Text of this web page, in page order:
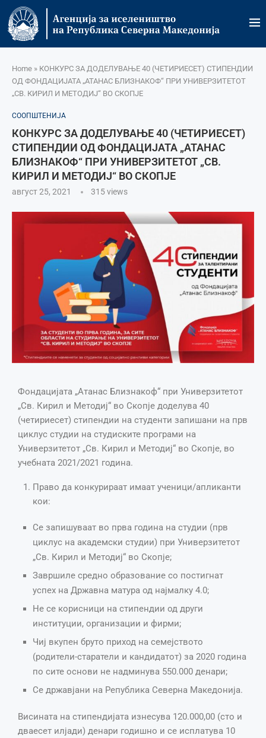
Home » КОНКУРС ЗА ДОДЕЛУВАЊЕ 40 (ЧЕТИРИЕСЕТ) СТИПЕНДИИ
ОД ФОНДАЦИЈАТА „АТАНАС БЛИЗНАКОФ“ ПРИ УНИВЕРЗИТЕТОТ
„СВ. КИРИЛ И МЕТОДИЈ“ ВО СКОПЈЕ
СООПШТЕНИЈА
КОНКУРС ЗА ДОДЕЛУВАЊЕ 40 (ЧЕТИРИЕСЕТ)
СТИПЕНДИИ ОД ФОНДАЦИЈАТА „АТАНАС
БЛИЗНАКОФ“ ПРИ УНИВЕРЗИТЕТОТ „СВ.
КИРИЛ И МЕТОДИЈ“ ВО СКОПЈЕ
август 25, 2021 315views
Фондацијата „Атанас Близнакоф“ при Универзитетот
„Св. Кирил и Методиј“ во Скопје доделува 40
(четириесет) стипендии на студенти запишани на прв
циклус студии на студиските програми на
Универзитетот „Св. Кирил и Методиј“ во Скопје, во
учебната 2021/2021 година.
Право да конкурираат имаат ученици/апликанти
кои:
Се запишуваат во прва година на студии (прв
циклус на академски студии) при Универзитетот
„Св. Кирил и Методиј“ во Скопје;
Завршиле средно образование со постигнат
успех на Државна матура од најмалку 4.0;
Не се корисници на стипендии од други
институции, организации и фирми;
Чиј вкупен бруто приход на семејството
(родители-старатели и кандидатот) за 2020 година
по сите основи не надминува 550.000 денари;
Се државјани на Република Северна Македонија.
Висината на стипендијата изнесува 120.000,00 (сто и
дваесет илјади) денари годишно и се исплатува 10